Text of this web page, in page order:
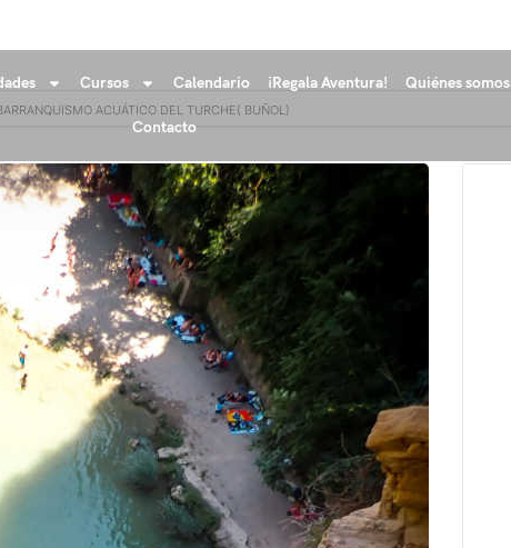
Cursos Calendario ¡Regala Aventura! Quiénes somos
Contacto
ACUÁTICO DEL TURCHE( BUÑOL)